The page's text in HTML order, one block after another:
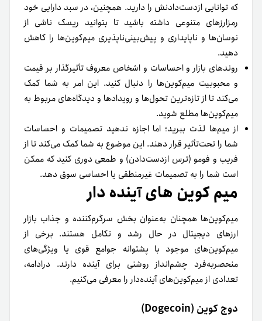
که توانایی ازدست‌دادنش را دارید. همچنین، در سبد دارایی خود
رمزارزهای متنوعی داشته باشید تا بتوانید ریسک ناشی از
نوسان‌ها و ناپایداری و پیش‌بینی‌ناپذیری میم‌کوین‌ها را کاهش
دهید.
روندهای بازار و احساسات و اشخاص معروف تأثیرگذار بر قیمت
و محبوبیت میم‌کوین‌ها را دنبال کنید. این امر به شما کمک
می‌کند تا از تازه‌ترین تحول‌ها و رویدادها و دیدگاه‌های مربوط به
میم‌کوین‌ها مطلع شوید.
از میم‌ها لذت ببرید؛ اما اجازه ندهید تصمیمات و احساسات
شما را تحت‌تأثیر قرار دهند. این موضوع به شما کمک می‌کند تا از
فریب و فومو (ترس از‌دست‌دادن) و طمعی دوری کنید که ممکن
است شما را به تصمیمات غیرمنطقی یا احساسی سوق دهد.
میم کوین های آینده دار
میم‌کوین‌ها همچنان به‌عنوان بخش سرگرم‌کننده و جذاب بازار
ارزهای دیجیتال در حال رشد و تکامل هستند. برخی از
میم‌کوین‌های موجود با پشتوانه جوامع قوی یا ویژگی‌های
منحصر‌به‌فرد چشم‌انداز روشنی برای آینده دارند. در‌ادامه،
تعدادی از میم‌کوین‌های آینده‌دار را معرفی می‌کنیم.
دوج کوین (Dogecoin)